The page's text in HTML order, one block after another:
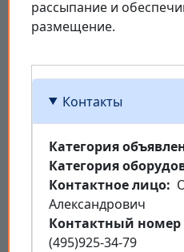
рассыпание и
размещение.
Контакты
Категория
Категория
Контактное лицо
Александрович
Контактный номер
(495)925-34-79